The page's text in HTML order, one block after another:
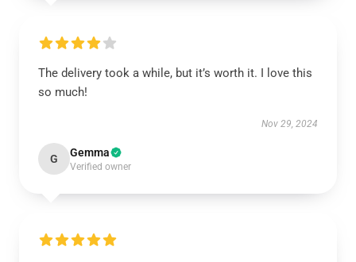
The delivery took a while, but it’s worth it. I love this
so much!
Nov 29, 2024
G Gemma
Verified owner